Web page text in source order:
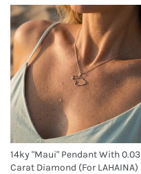
14ky "Maui" Pendant With 0.03
Carat Diamond (for LAHAINA)